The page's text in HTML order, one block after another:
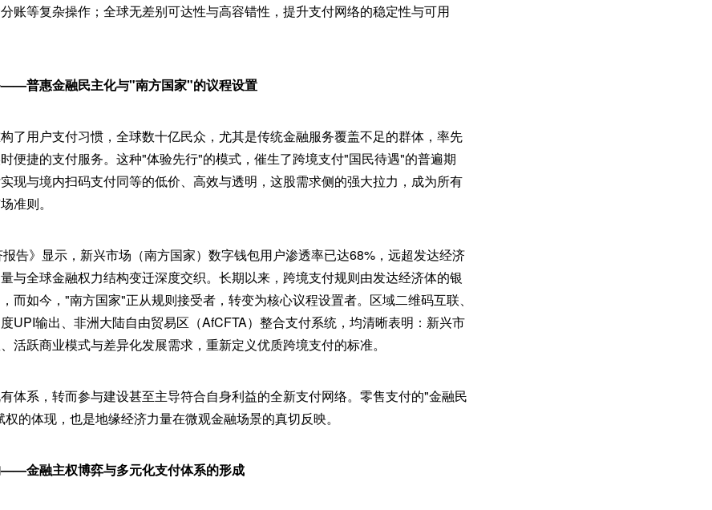
账等复杂操作；全球无差别可达性与高容错性，提升支付网络的稳定性与可用
普惠金融民主化与"南方国家"的议程设置
了用户支付习惯，全球数十亿民众，尤其是传统金融服务覆盖不足的群体，率先
便捷的支付服务。这种"体验先行"的模式，催生了跨境支付"国民待遇"的普遍期
现与境内扫码支付同等的低价、高效与透明，这股需求侧的强大拉力，成为所有
准则。
告》显示，新兴市场（南方国家）数字钱包用户渗透率已达68%，远超发达经济
与全球金融权力结构变迁深度交织。长期以来，跨境支付规则由发达经济体的银
而如今，"南方国家"正从规则接受者，转变为核心议程设置者。区域二维码互联、
UPI输出、非洲大陆自由贸易区（AfCFTA）整合支付系统，均清晰表明：新兴市
活跃商业模式与差异化发展需求，重新定义优质跨境支付的标准。
体系，转而参与建设甚至主导符合自身利益的全新支付网络。零售支付的"金融民
的体现，也是地缘经济力量在微观金融场景的真切反映。
金融主权博弈与多元化支付体系的形成